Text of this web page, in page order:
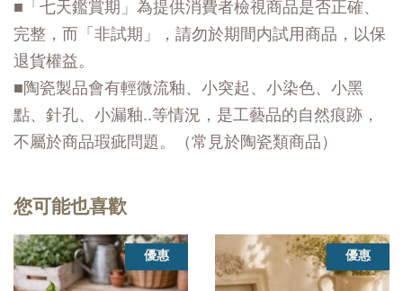
■「七天鑑賞期」為提供消費者檢視商品是否正確、
完整，而「非試期」，請勿於期間内試用商品，以保
退貨權益。
■陶瓷製品會有輕微流釉、小突起、小染色、小黑
點、針孔、小漏釉..等情況，是工藝品的自然痕跡，
不屬於商品瑕疵問題。（常見於陶瓷類商品）
您可能也喜歡
優惠 優惠